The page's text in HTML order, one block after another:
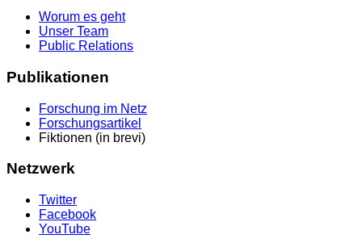
Worum es geht
Unser Team
Public Relations
Publikationen
Forschung im Netz
Forschungsartikel
Fiktionen (in brevi)
Netzwerk
Twitter
Facebook
YouTube